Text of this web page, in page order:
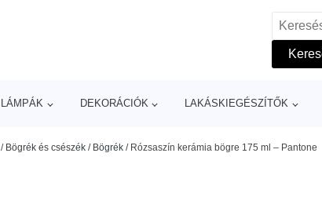
Keresés:
LÁMPÁK DEKORÁCIÓK LAKÁSKIEGÉSZÍTŐK
/ Bögrék és csészék / Bögrék / Rózsaszín kerámia bögre 175 ml – Pantone